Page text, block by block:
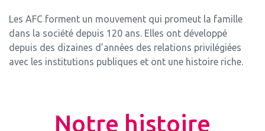
Les AFC forment un mouvement qui promeut la famille
dans la société depuis 120 ans. Elles ont développé
depuis des dizaines d’années des relations privilégiées
avec les institutions publiques et ont une histoire riche.
Notre histoire